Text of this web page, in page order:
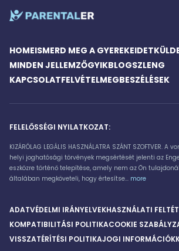
HOMEISMERD MEG A GYEREKEIDET
MINDEN JELLEMZŐGYIKBLOGSZLENG
KAPCSOLATFELVÉTELMEGBESZÉLÉSEK
FELELŐSSÉGI NYILATKOZAT:
KIZÁRÓLAG LEGÁLIS HASZNÁLATRA SZÁNT SZOFTVER.
helyi joghatósági törvények megsértését jelenti az
eszközre történő telepítése, amely nem az Ön
általában megköveteli, hogy értesítse... more
ADATVÉDELMI IRÁNYELVEKHASZNÁLATI
KOMPATIBILITÁSI POLITIKACOOKIE
VISSZATÉRÍTÉSI POLITIKAJOGI INFORMÁCIÓK